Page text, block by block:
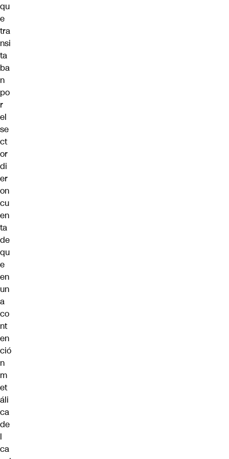
qu
e
tra
nsi
ta
ba
n
po
r
el
se
ct
or
di
er
on
cu
en
ta
de
qu
e
en
un
a
co
nt
en
ció
n
m
et
áli
ca
de
l
ca